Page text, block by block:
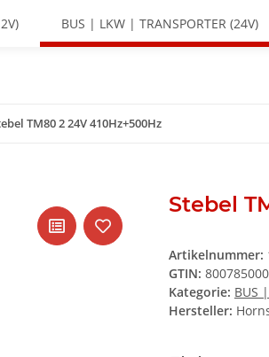
BUS | LKW | TRANSPORTER (24V)
TM80 2 24V 410Hz+500Hz
Stebel
Artikelnummer:
GTIN:
Kategorie: BUS
Hersteller: